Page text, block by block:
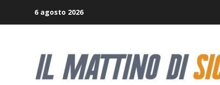
6 agosto 2026